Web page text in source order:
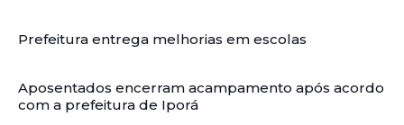
Prefeitura entrega melhorias em escolas
Aposentados encerram acampamento após acordo
com a prefeitura de Iporá